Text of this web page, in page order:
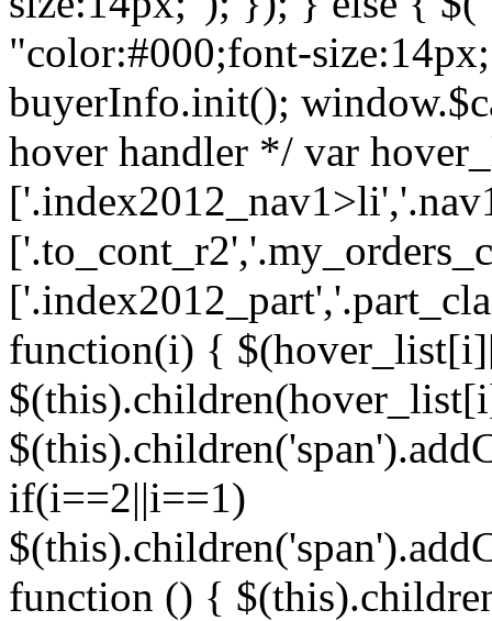
"color:#000;font-
buyerInfo.init();
hover handler */ var
function(i) {
if(i==2||i==1)
function () {